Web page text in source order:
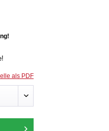
als PDF